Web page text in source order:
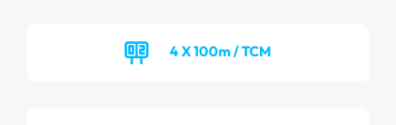
4 X 100m / TCM